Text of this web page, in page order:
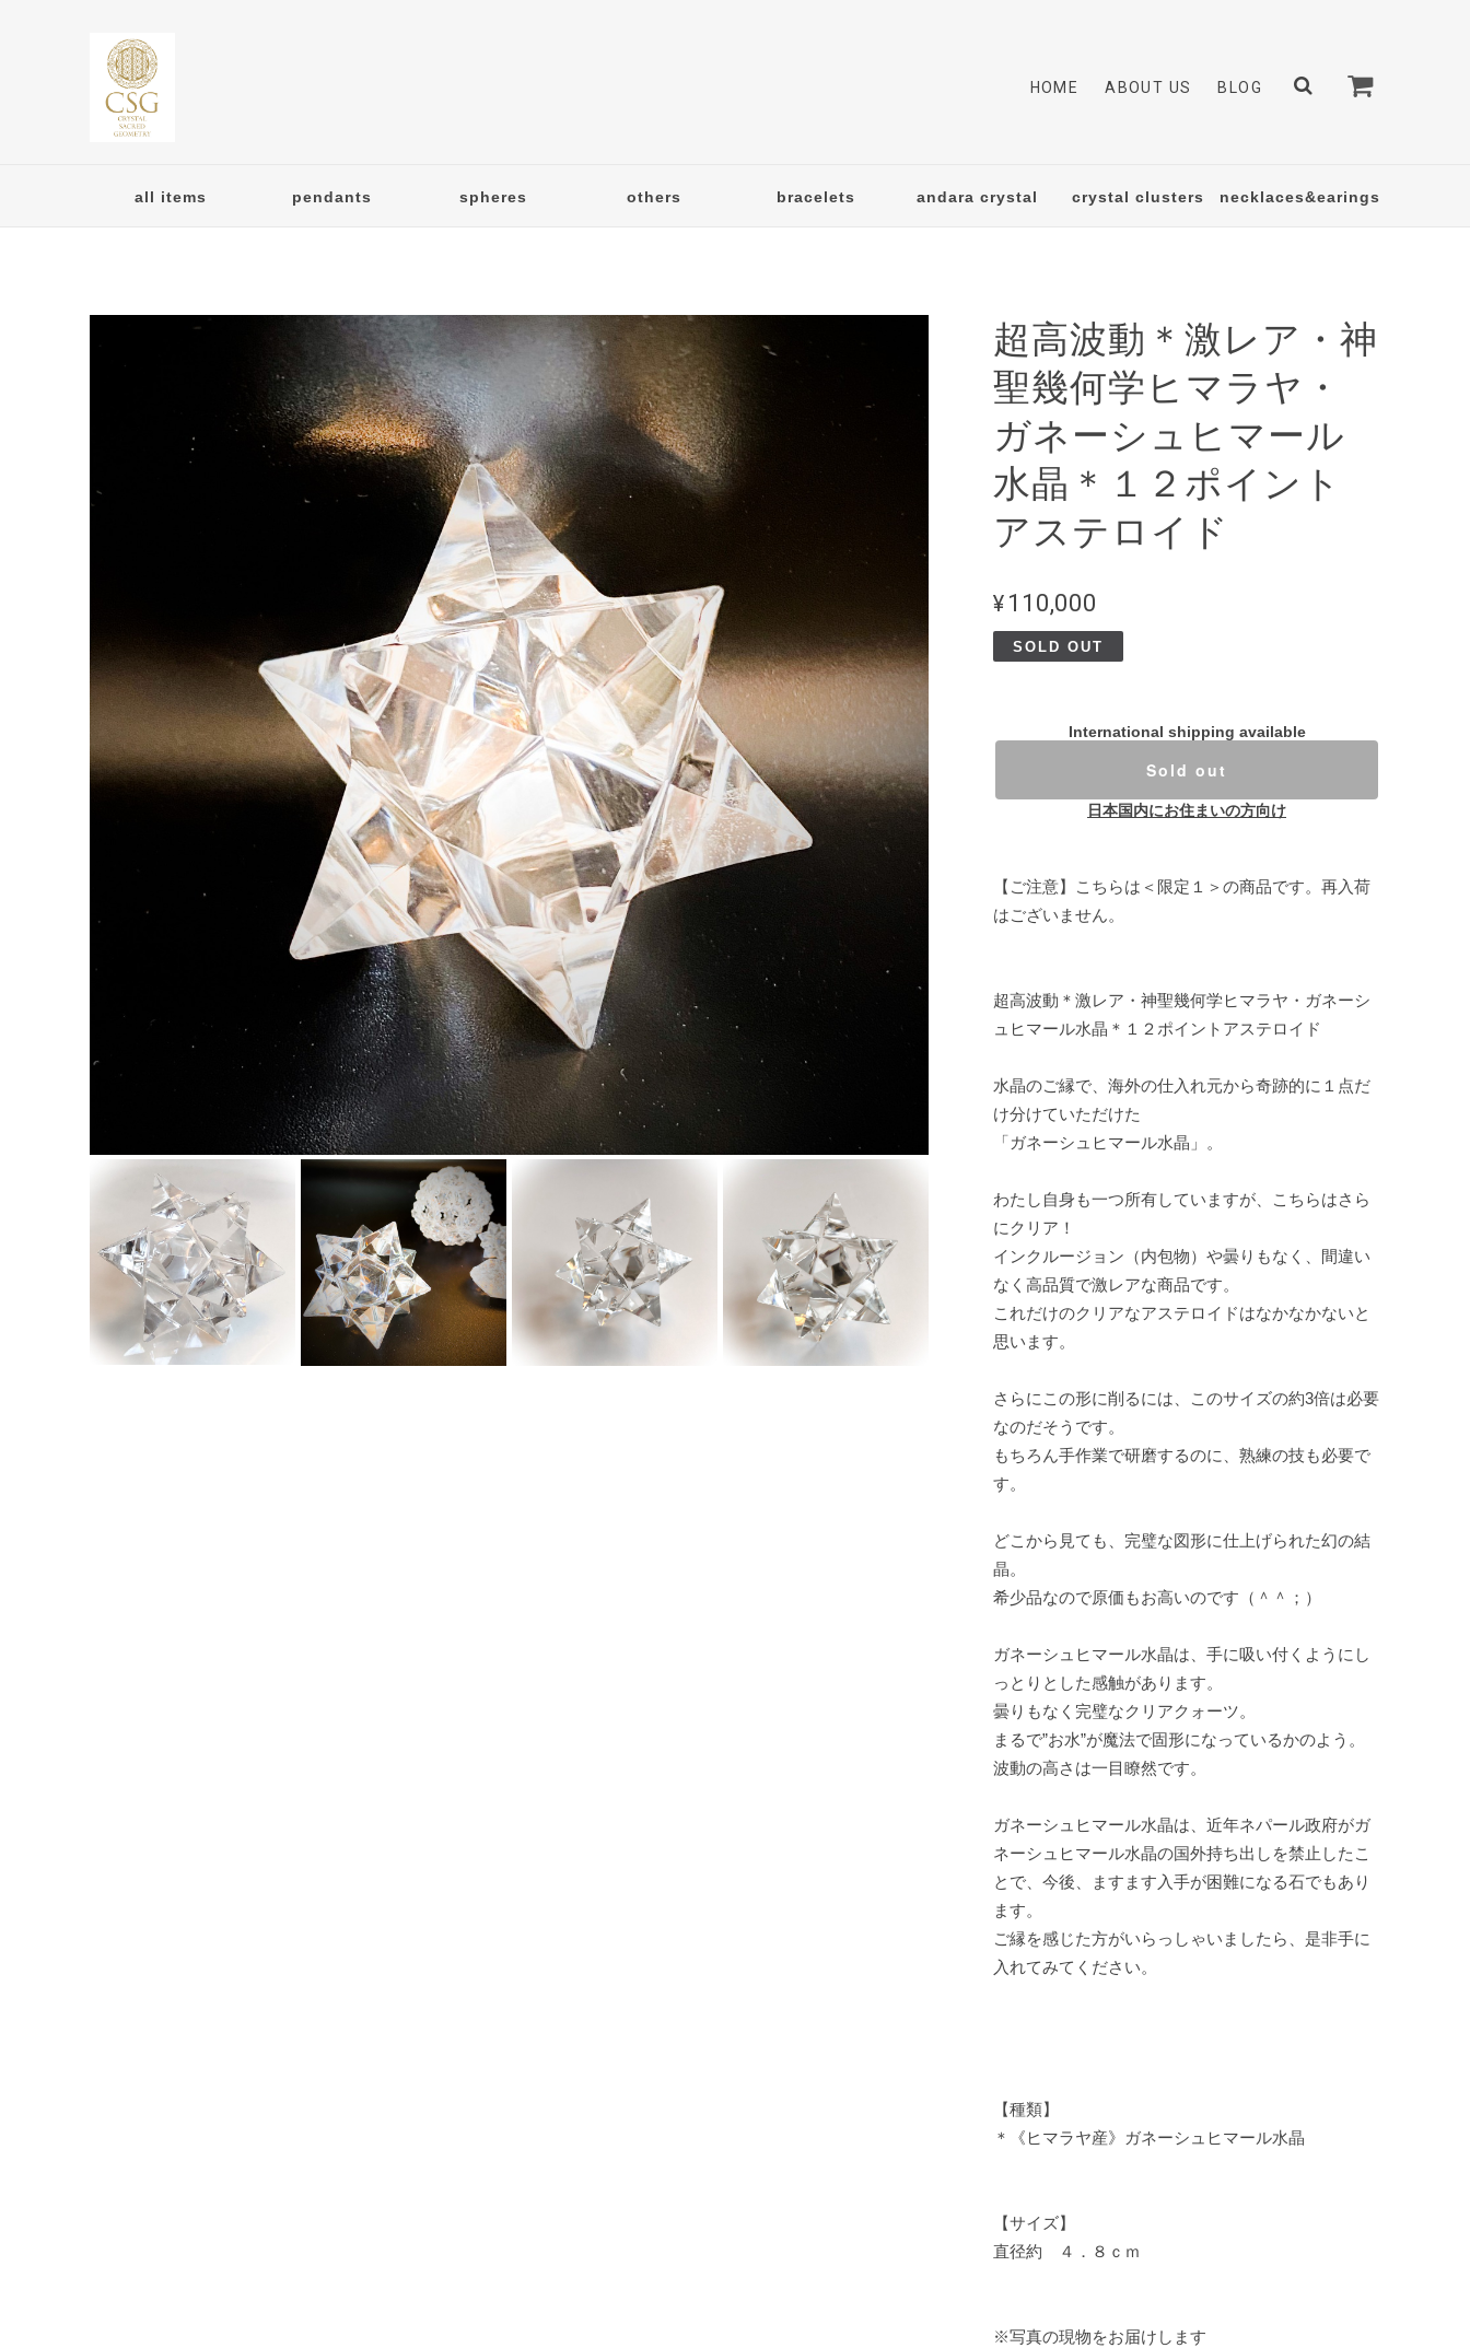
HOME ABOUT US BLOG
all items pendants spheres others bracelets andara crystal crystal clusters necklaces&earings
超高波動＊激レア・神
聖幾何学ヒマラヤ・
ガネーシュヒマール
水晶＊１２ポイント
アステロイド
¥110,000
SOLD OUT
International shipping available
Sold out
日本国内にお住まいの方向け
【ご注意】こちらは＜限定１＞の商品です。再入荷
はございません。
超高波動＊激レア・神聖幾何学ヒマラヤ・ガネーシ
ュヒマール水晶＊１２ポイントアステロイド
水晶のご縁で、海外の仕入れ元から奇跡的に１点だ
け分けていただけた
「ガネーシュヒマール水晶」。
わたし自身も一つ所有していますが、こちらはさら
にクリア！
インクルージョン（内包物）や曇りもなく、間違い
なく高品質で激レアな商品です。
これだけのクリアなアステロイドはなかなかないと
思います。
さらにこの形に削るには、このサイズの約3倍は必要
なのだそうです。
もちろん手作業で研磨するのに、熟練の技も必要で
す。
どこから見ても、完璧な図形に仕上げられた幻の結
晶。
希少品なので原価もお高いのです（＾＾；）
ガネーシュヒマール水晶は、手に吸い付くようにし
っとりとした感触があります。
曇りもなく完璧なクリアクォーツ。
まるで”お水”が魔法で固形になっているかのよう。
波動の高さは一目瞭然です。
ガネーシュヒマール水晶は、近年ネパール政府がガ
ネーシュヒマール水晶の国外持ち出しを禁止したこ
とで、今後、ますます入手が困難になる石でもあり
ます。
ご縁を感じた方がいらっしゃいましたら、是非手に
入れてみてください。
【種類】
＊《ヒマラヤ産》ガネーシュヒマール水晶
【サイズ】
直径約 ４．８ｃｍ
※写真の現物をお届けします